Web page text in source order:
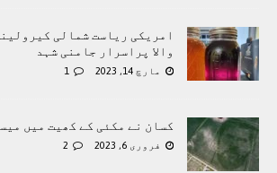
امریکی ریاست شمالی
والا پراسرار جامنی شہد
مارچ 14, 2023 1
کسان نے مکئی کے کھیت میں
فروری 6, 2023 2